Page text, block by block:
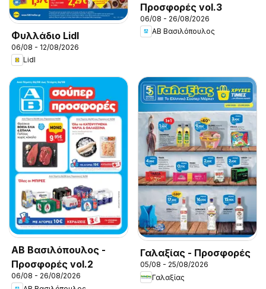
Φυλλάδιο Lidl
06/08 - 12/08/2026
Lidl
Προσφορές vol.3
06/08 - 26/08/2026
ΑΒ Βασιλόπουλος
ΑΒ Βασιλόπουλος -
Προσφορές vol.2
06/08 - 26/08/2026
Γαλαξίας - Προσφορές
05/08 - 25/08/2026
Γαλαξίας